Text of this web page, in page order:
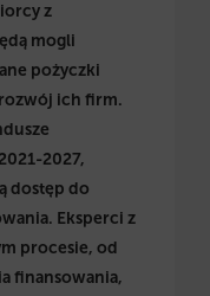
z
mogli
pożyczki
ich firm.
2027,
dostęp do
Eksperci z
procesie, od
finansowania,